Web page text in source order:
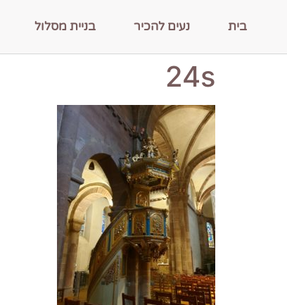
בית נעים להכיר בניית מסלול
24s